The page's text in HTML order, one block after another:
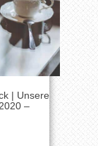
| Unsere
–